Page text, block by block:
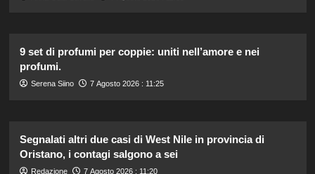
9 set di profumi per coppie: uniti nell’amore e nei
profumi.
Serena Siino 7 Agosto 2026 : 11:25
Segnalati altri due casi di West Nile in provincia di
Oristano, i contagi salgono a sei
Redazione 7 Agosto 2026 : 11:20